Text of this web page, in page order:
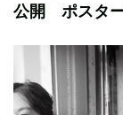
公開 ポスタ